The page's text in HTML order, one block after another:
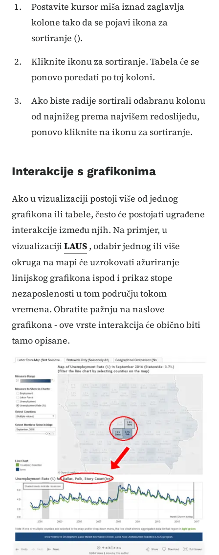
Postavite kursor miša iznad zaglavlja
kolone tako da se pojavi ikona za
sortiranje ().
Kliknite ikonu za sortiranje. Tabela će se
ponovo poredati po toj koloni.
Ako biste radije sortirali odabranu kolonu
od najnižeg prema najvišem redoslijedu,
ponovo kliknite na ikonu za sortiranje.
Interakcije s grafikonima
Ako u vizualizaciji postoji više od jednog
grafikona ili tabele, često će postojati ugrađene
interakcije između njih. Na primjer, u
vizualizacijiLAUS , odabir jednog ili više
okruga na mapi će uzrokovati ažuriranje
linijskog grafikona ispod i prikaz stope
nezaposlenosti u tom području tokom
vremena. Obratite pažnju na naslove
grafikona - ove vrste interakcija će obično biti
tamo opisane.